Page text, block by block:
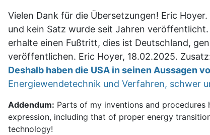
Vielen Dank für die Übersetzungen! Eric
und kein Satz wurde seit Jahren
erhalte einen Fußtritt, dies ist Deutschland,
veröffentlichen. Eric Hoyer, 18.02.2025.
Deshalb haben die USA in seinen Aussagen
Energiewendetechnik und Verfahren, schwer
Addendum: Parts of my inventions and
expression, including that of proper energy
technology!